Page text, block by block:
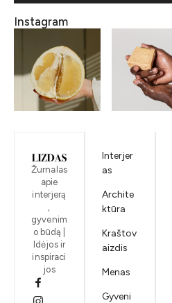
Instagram
Žurnalas
apie
interjerą
,
gyvenim
o būdą |
Idėjos ir
inspiraci
jos
Interjer
as
Archite
ktūra
Kraštov
aizdis
Menas
Gyveni